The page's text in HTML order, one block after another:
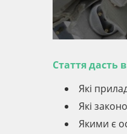
Стаття дасть
Які
Які
Якими є